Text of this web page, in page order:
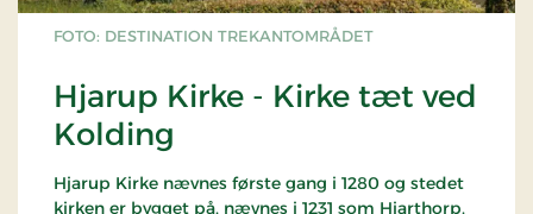
FOTO: DESTINATION TREKANTOMRÅDET
Hjarup Kirke - Kirke tæt ved
Kolding
Hjarup Kirke nævnes første gang i 1280 og stedet
kirken er bygget på, nævnes i 1231 som Hjarthorp.